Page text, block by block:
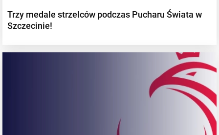
Trzy medale strzelców podczas Pucharu Świata w
Szczecinie!